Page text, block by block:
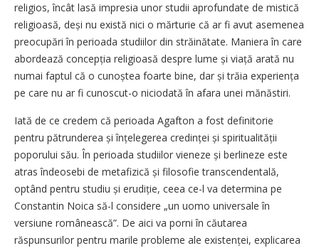
religios, încât lasă impresia unor studii aprofundate de mistică
religioasă, deși nu există nici o mărturie că ar fi avut asemenea
preocupări în perioada studiilor din străinătate. Maniera în care
abordează concepția religioasă despre lume și viață arată nu
numai faptul că o cunoștea foarte bine, dar și trăia experiența
pe care nu ar fi cunoscut-o niciodată în afara unei mănăstiri.
Iată de ce credem că perioada Agafton a fost definitorie
pentru pătrunderea și înțelegerea credinței și spiritualității
poporului său. În perioada studiilor vieneze și berlineze este
atras îndeosebi de metafizică și filosofie transcendentală,
optând pentru studiu și erudiție, ceea ce-l va determina pe
Constantin Noica să-l considere „un uomo universale în
versiune românească”. De aici va porni în căutarea
răspunsurilor pentru marile probleme ale existenței, explicarea